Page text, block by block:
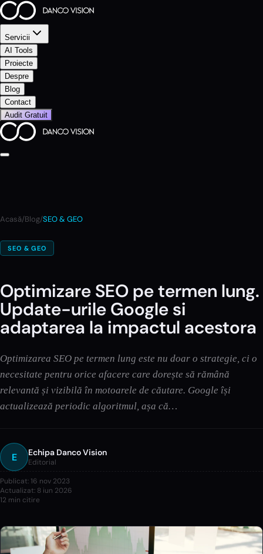
Servicii
AI Tools
Proiecte
Despre
Blog
Contact
Audit Gratuit
Acasă/Blog/SEO & GEO
SEO & GEO
Optimizare SEO pe termen lung.
Update-urile Google si
adaptarea la impactul acestora
Optimizarea SEO pe termen lung este nu doar o strategie, ci o
necesitate pentru orice afacere care dorește să rămână
relevantă și vizibilă în motoarele de căutare. Google își
actualizează periodic algoritmul, așa că…
E Echipa Danco Vision
Editorial
Publicat:16 nov 2023
Actualizat: 8 iun 2026
12 min citire